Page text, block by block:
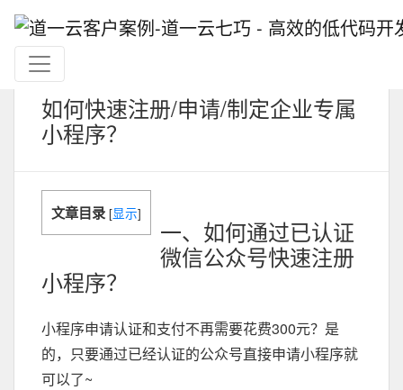
如何快速注册/申请/制定企业专属
小程序？
文章目录 [显示]
一、如何通过已认证
微信公众号快速注册
小程序？
小程序申请认证和支付不再需要花费300元？是
的，只要通过已经认证的公众号直接申请小程序就
可以了~